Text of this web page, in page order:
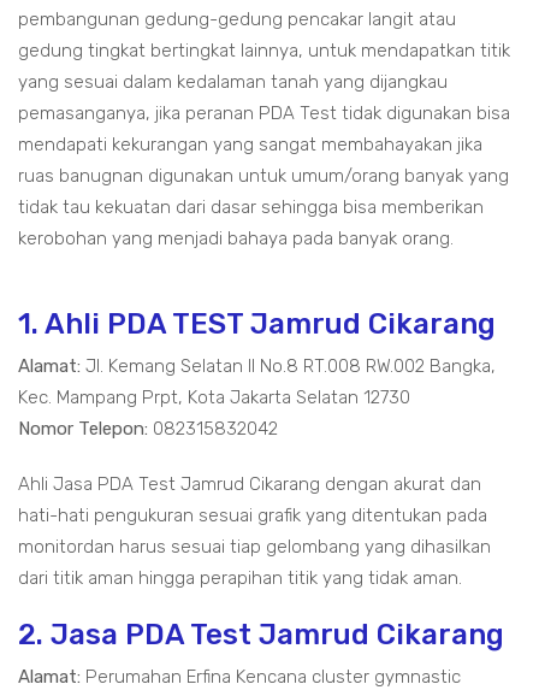
pembangunan gedung-gedung pencakar langit atau
gedung tingkat bertingkat lainnya, untuk mendapatkan titik
yang sesuai dalam kedalaman tanah yang dijangkau
pemasanganya, jika peranan PDA Test tidak digunakan bisa
mendapati kekurangan yang sangat membahayakan jika
ruas banugnan digunakan untuk umum/orang banyak yang
tidak tau kekuatan dari dasar sehingga bisa memberikan
kerobohan yang menjadi bahaya pada banyak orang.
1. Ahli PDA TEST Jamrud Cikarang
Alamat: Jl. Kemang Selatan II No.8 RT.008 RW.002 Bangka,
Kec. Mampang Prpt, Kota Jakarta Selatan 12730
Nomor Telepon: 082315832042
Ahli Jasa PDA Test Jamrud Cikarang dengan akurat dan
hati-hati pengukuran sesuai grafik yang ditentukan pada
monitordan harus sesuai tiap gelombang yang dihasilkan
dari titik aman hingga perapihan titik yang tidak aman.
2. Jasa PDA Test Jamrud Cikarang
Alamat: Perumahan Erfina Kencana cluster gymnastic